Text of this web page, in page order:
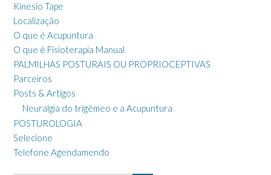
Kinesio Tape
Localização
O que é Acupuntura
O que é Fisioterapia Manual
PALMILHAS POSTURAIS OU PROPRIOCEPTIVAS
Parceiros
Posts & Artigos
Neuralgia do trigêmeo e a Acupuntura
POSTUROLOGIA
Selecione
Telefone Agendamendo